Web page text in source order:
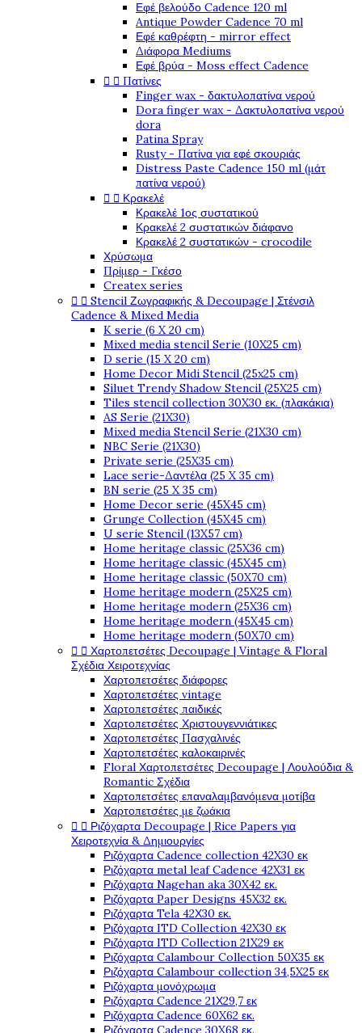
Εφέ βελούδο Cadence 120 ml
Antique Powder Cadence 70 ml
Εφέ καθρέφτη - mirror effect
Διάφορα Mediums
Εφέ βρύα - Moss effect Cadence
  Πατίνες
Finger wax - δακτυλοπατίνα νερού
Dora finger wax - Δακτυλοπατίνα νερού
dora
Patina Spray
Rusty - Πατίνα για εφέ σκουριάς
Distress Paste Cadence 150 ml (μάτ
πατίνα νερού)
  Κρακελέ
Κρακελέ 1ος συστατικού
Κρακελέ 2 συστατικών διάφανο
Κρακελέ 2 συστατικών - crocodile
Χρύσωμα
Πρίμερ - Γκέσο
Createx series
  Stencil Ζωγραφικής & Decoupage | Στένσιλ
Cadence & Mixed Media
K serie (6 X 20 cm)
Mixed media stencil Serie (10X25 cm)
D serie (15 X 20 cm)
Home Decor Midi Stencil (25x25 cm)
Siluet Trendy Shadow Stencil (25X25 cm)
Tiles stencil collection 30X30 εκ. (πλακάκια)
AS Serie (21X30)
Mixed media Stencil Serie (21X30 cm)
NBC Serie (21X30)
Private serie (25X35 cm)
Lace serie-Δαντέλα (25 X 35 cm)
BN serie (25 X 35 cm)
Home Decor serie (45X45 cm)
Grunge Collection (45X45 cm)
U serie Stencil (13X57 cm)
Home heritage classic (25X36 cm)
Home heritage classic (45X45 cm)
Home heritage classic (50X70 cm)
Home heritage modern (25X25 cm)
Home heritage modern (25X36 cm)
Home heritage modern (45X45 cm)
Home heritage modern (50X70 cm)
  Χαρτοπετσέτες Decoupage | Vintage & Floral
Σχέδια Χειροτεχνίας
Χαρτοπετσέτες διάφορες
Χαρτοπετσέτες vintage
Χαρτοπετσέτες παιδικές
Χαρτοπετσέτες Χριστουγεννιάτικες
Χαρτοπετσέτες Πασχαλινές
Χαρτοπετσέτες καλοκαιρινές
Floral Χαρτοπετσέτες Decoupage | Λουλούδια &
Romantic Σχέδια
Χαρτοπετσέτες επαναλαμβανόμενα μοτίβα
Χαρτοπετσέτες με ζωάκια
  Ριζόχαρτα Decoupage | Rice Papers για
Χειροτεχνία & Δημιουργίες
Ριζόχαρτα Cadence collection 42X30 εκ
Ριζόχαρτα metal leaf Cadence 42X31 εκ
Ριζόχαρτα Nagehan aka 30X42 εκ.
Ριζόχαρτα Paper Designs 45X32 εκ.
Ριζόχαρτα Tela 42Χ30 εκ.
Ριζόχαρτα ITD Collection 42X30 εκ
Ριζόχαρτα ITD Collection 21X29 εκ
Ριζόχαρτα Calambour Collection 50X35 εκ
Ριζόχαρτα Calambour collection 34,5X25 εκ
Ριζόχαρτα μονόχρωμα
Ριζόχαρτα Cadence 21Χ29,7 εκ
Ριζόχαρτα Cadence 60X62 εκ.
Ριζόχαρτα Cadence 30X68 εκ.